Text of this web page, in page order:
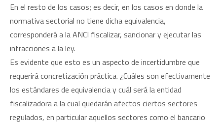
En el resto de los casos; es decir, en los casos en donde la
normativa sectorial no tiene dicha equivalencia,
corresponderá a la ANCI fiscalizar, sancionar y ejecutar las
infracciones a la ley.
Es evidente que esto es un aspecto de incertidumbre que
requerirá concretización práctica. ¿Cuáles son efectivamente
los estándares de equivalencia y cuál será la entidad
fiscalizadora a la cual quedarán afectos ciertos sectores
regulados, en particular aquellos sectores como el bancario